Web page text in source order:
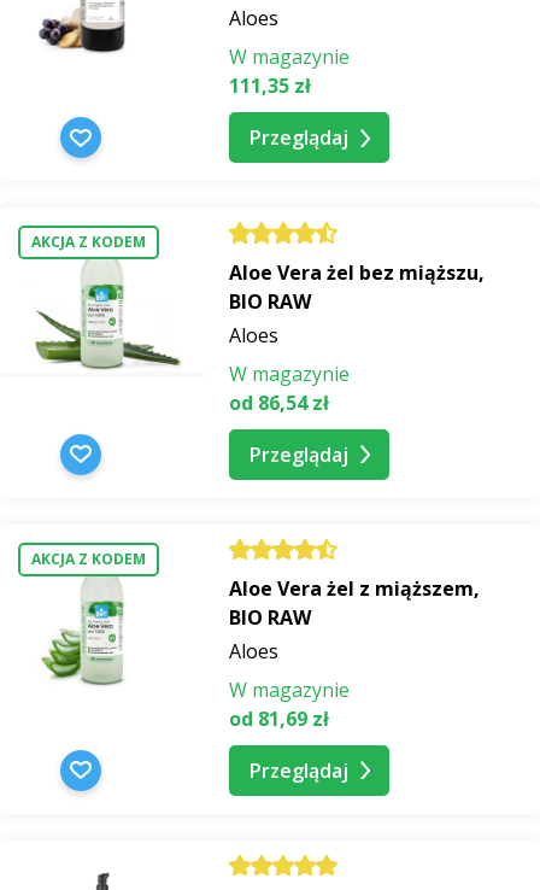
Aloes
W magazynie
111,35 zł
Przeglądaj
AKCJA Z KODEM
Aloe Vera żel bez miąższu,
BIO RAW
Aloes
W magazynie
od 86,54 zł
Przeglądaj
AKCJA Z KODEM
Aloe Vera żel z miąższem,
BIO RAW
Aloes
W magazynie
od 81,69 zł
Przeglądaj